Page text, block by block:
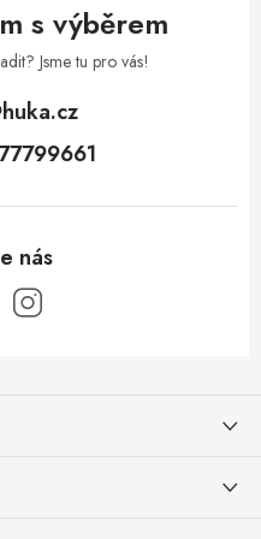
s výběrem
Jsme tu pro vás!
huka.cz